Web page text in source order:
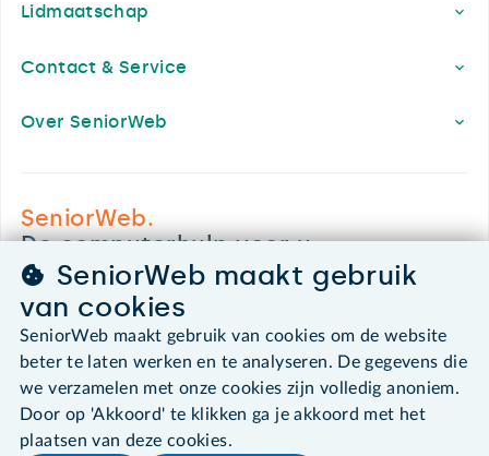
Lidmaatschap
Contact & Service
Over SeniorWeb
SeniorWeb.
De computerhulp voor u.
030 - 276 99 65
leden@seniorweb.nl
©2026 SeniorWeb
SeniorWeb maakt gebruik
van cookies
SeniorWeb maakt gebruik van cookies om de website
beter te laten werken en te analyseren. De gegevens die
we verzamelen met onze cookies zijn volledig anoniem.
Door op 'Akkoord' te klikken ga je akkoord met het
plaatsen van deze cookies.